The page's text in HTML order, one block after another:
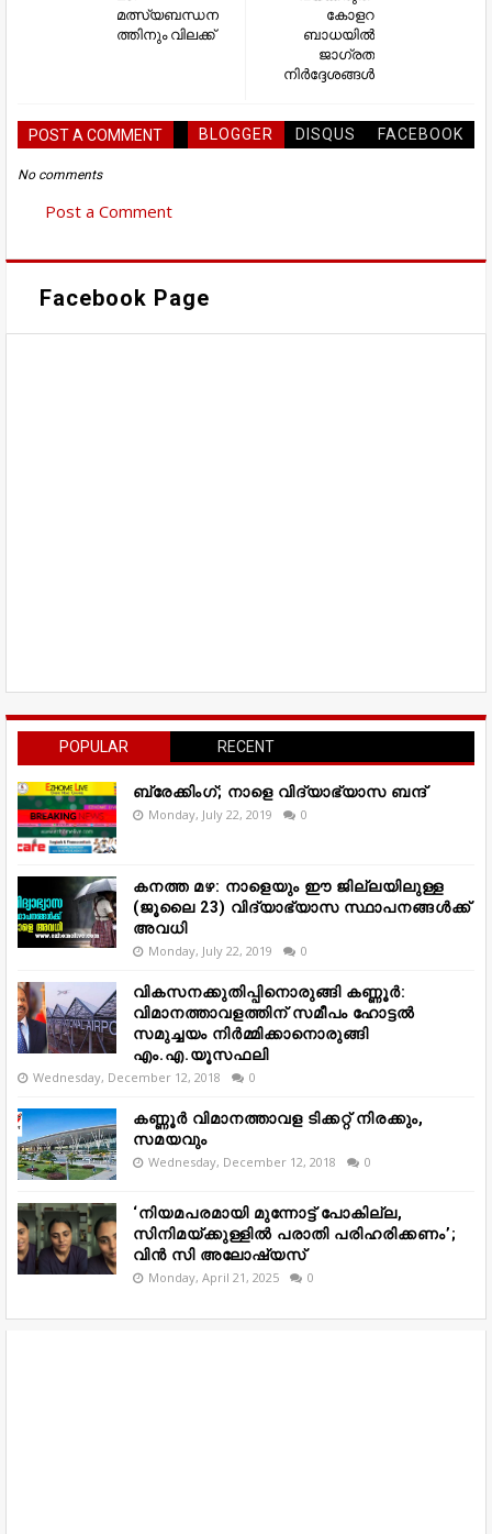
കോളറ
ബാധയില്‍
ജാഗ്രത
നിർദ്ദേശങ്ങൾ
മത്സ്യബന്ധന
ത്തിനും വിലക്ക്
POST A COMMENT BLOGGER DISQUS FACEBOOK
No comments
Post a Comment
Facebook Page
POPULAR RECENT
ബ്രേക്കിംഗ്; നാളെ വിദ്യാഭ്യാസ ബന്ദ്
Monday, July 22, 2019 0
കനത്ത മഴ: നാളെയും ഈ ജില്ലയിലുള്ള
(ജൂലൈ 23) വിദ്യാഭ്യാസ സ്ഥാപനങ്ങൾക്ക്
അവധി
Monday, July 22, 2019 0
വികസനക്കുതിപ്പിനൊരുങ്ങി കണ്ണൂർ:
വിമാനത്താവളത്തിന് സമീപം ഹോട്ടൽ
സമുച്ചയം നിർമ്മിക്കാനൊരുങ്ങി
എം.എ.യൂസഫലി
Wednesday, December 12, 2018 0
കണ്ണൂർ വിമാനത്താവള ടിക്കറ്റ് നിരക്കും,
സമയവും
Wednesday, December 12, 2018 0
‘നിയമപരമായി മുന്നോട്ട് പോകില്ല,
സിനിമയ്ക്കുള്ളിൽ പരാതി പരിഹരിക്കണം’;
വിൻ സി അലോഷ്യസ്
Monday, April 21, 2025 0